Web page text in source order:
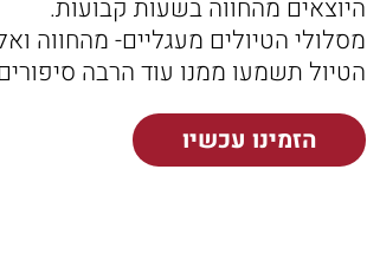
היוצאים מהחווה בשעות קבועות.
מסלולי הטיולים מעגליים- מהחווה
הטיול תשמעו ממנו עוד הרבה
הזמינו עכשיו